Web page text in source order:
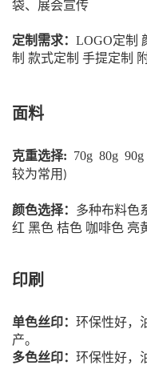
袋、展会宣传
定制需求： LOGO定制
制 款式定制 手提定制
面料
克重选择: 70g 80g
较为常用 )
颜色选择： 多种布料色
红 黑色 桔色 咖啡色 亮
印刷
单色丝印： 环保性好，
产。
多色丝印： 环保性好，